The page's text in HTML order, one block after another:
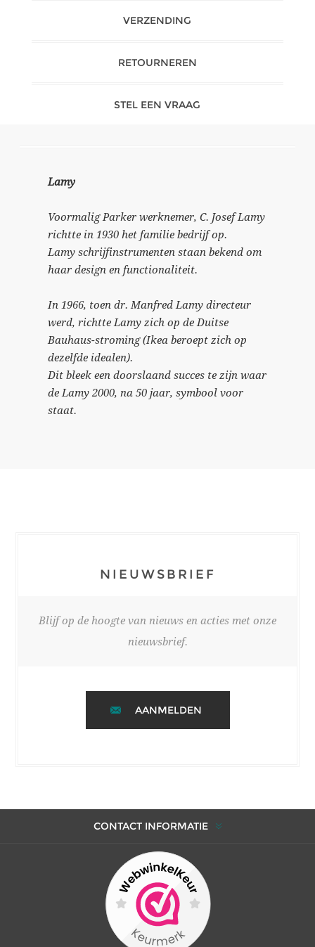
VERZENDING
RETOURNEREN
STEL EEN VRAAG
Lamy
Voormalig Parker werknemer, C. Josef Lamy
richtte in 1930 het familie bedrijf op.
Lamy schrijfinstrumenten staan bekend om
haar design en functionaliteit.
In 1966, toen dr. Manfred Lamy directeur
werd, richtte Lamy zich op de Duitse
Bauhaus-stroming (Ikea beroept zich op
dezelfde idealen).
Dit bleek een doorslaand succes te zijn waar
de Lamy 2000, na 50 jaar, symbool voor
staat.
NIEUWSBRIEF
Blijf op de hoogte van nieuws en acties met onze
nieuwsbrief.
AANMELDEN
CONTACT INFORMATIE